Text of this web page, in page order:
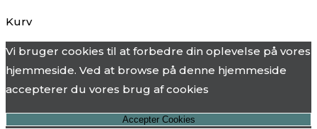
Kurv
Vi bruger cookies til at forbedre din oplevelse på vores
hjemmeside. Ved at browse på denne hjemmeside
accepterer du vores brug af cookies
Accepter Cookies